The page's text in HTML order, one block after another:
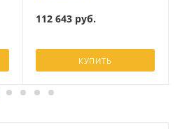
112 643руб.
КУПИТЬ